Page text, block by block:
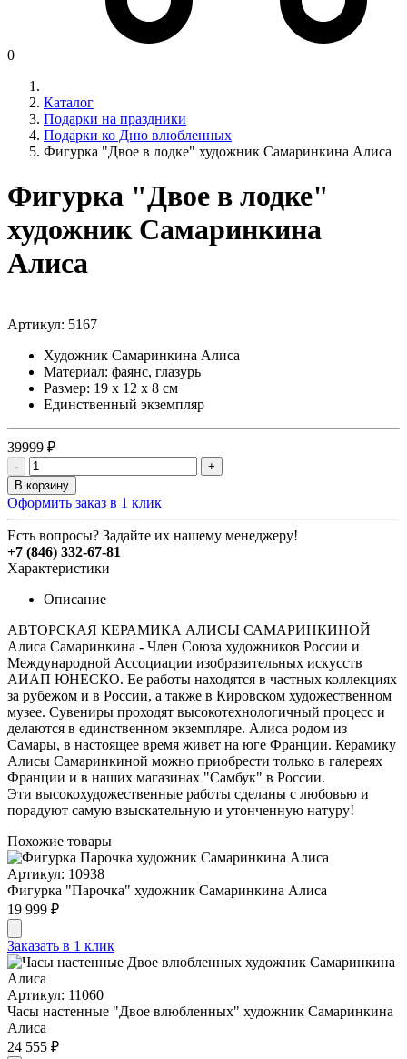
0
Каталог
Подарки на праздники
Подарки ко Дню влюбленных
Фигурка "Двое в лодке" художник Самаринкина Алиса
Фигурка "Двое в лодке"
художник Самаринкина
Алиса
Артикул: 5167
Художник Самаринкина Алиса
Материал: фаянс, глазурь
Размер: 19 х 12 х 8 см
Единственный экземпляр
39999 ₽
-
+
В корзину
Оформить заказ в 1 клик
Есть вопросы? Задайте их нашему менеджеру!
+7 (846) 332-67-81
Характеристики
Описание
АВТОРСКАЯ КЕРАМИКА АЛИСЫ САМАРИНКИНОЙ
Алиса Самаринкина - Член Союза художников России и
Международной Ассоциации изобразительных искусств
АИАП ЮНЕСКО. Ее работы находятся в частных коллекциях
за рубежом и в России, а также в Кировском художественном
музее. Сувениры проходят высокотехнологичный процесс и
делаются в единственном экземпляре. Алиса родом из
Самары, в настоящее время живет на юге Франции. Керамику
Алисы Самаринкиной можно приобрести только в галереях
Франции и в наших магазинах "Самбук" в России.
Эти высокохудожественные работы сделаны с любовью и
порадуют самую взыскательную и утонченную натуру!
Похожие товары
Артикул: 10938
Фигурка "Парочка" художник Самаринкина Алиса
19 999 ₽
Заказать в 1 клик
Артикул: 11060
Часы настенные "Двое влюбленных" художник Самаринкина
Алиса
24 555 ₽